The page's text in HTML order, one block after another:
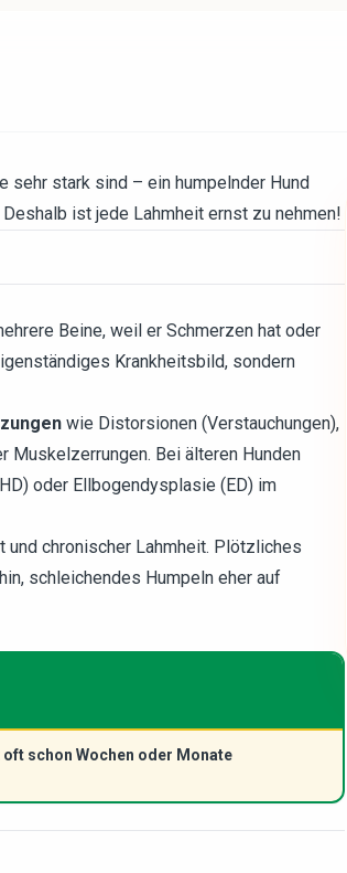
sehr stark sind – ein humpelnder Hund
ist jede Lahmheit ernst zu nehmen!
Beine, weil er Schmerzen hat oder
Krankheitsbild, sondern
wie Distorsionen (Verstauchungen),
Muskelzerrungen. Bei älteren Hunden
oder Ellbogendysplasie (ED) im
chronischer Lahmheit. Plötzliches
schleichendes Humpeln eher auf
schon Wochen oder Monate